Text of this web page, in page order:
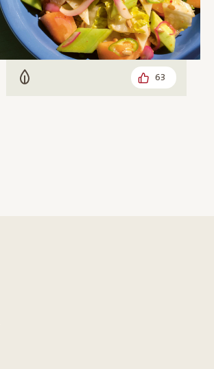
Vegetarisch 63